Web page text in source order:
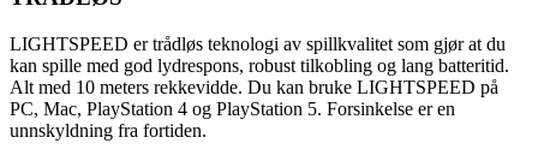
LIGHTSPEED er trådløs teknologi av spillkvalitet som gjør at du
kan spille med god lydrespons, robust tilkobling og lang batteritid.
Alt med 10 meters rekkevidde. Du kan bruke LIGHTSPEED på
PC, Mac, PlayStation 4 og PlayStation 5. Forsinkelse er en
unnskyldning fra fortiden.